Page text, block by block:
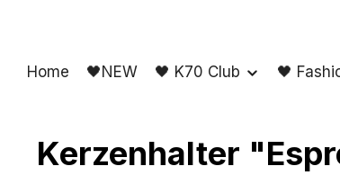
Home 🖤NEW 🖤 K70 Club 🖤
Kerzenhalter